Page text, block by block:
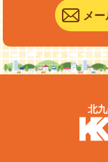
メ
北